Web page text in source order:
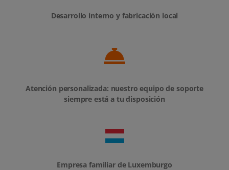
Desarrollo interno y fabricación local
Atención personalizada: nuestro equipo de soporte
siempre está a tu disposición
Empresa familiar de Luxemburgo